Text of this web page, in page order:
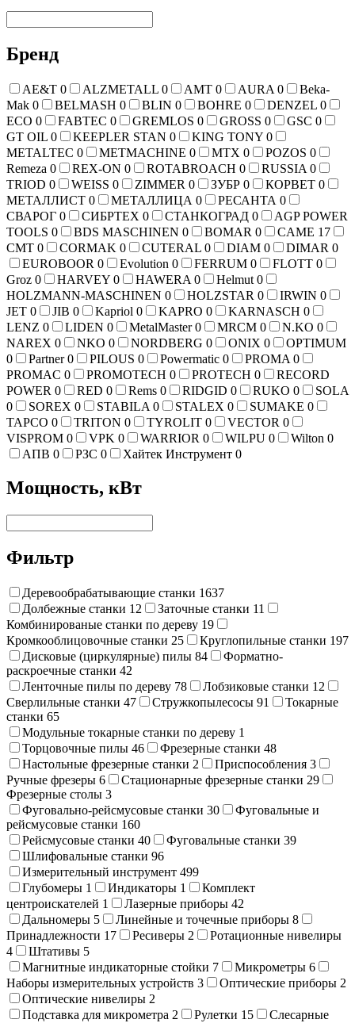
Бренд
AE&T 0 ALZMETALL 0 AMT 0 AURA 0
Beka-
Mak 0 BELMASH 0 BLIN 0 BOHRE 0 DENZEL 0
ECO 0 FABTEC 0 GREMLOS 0 GROSS 0 GSC 0
GT OIL 0 KEEPLER STAN 0 KING TONY 0
METALTEC 0 METMACHINE 0 MTX 0 POZOS 0
Remeza 0 REX-ON 0 ROTABROACH 0 RUSSIA 0
TRIOD 0 WEISS 0 ZIMMER 0 ЗУБР 0 КОРВЕТ 0
МЕТАЛЛИСТ 0 МЕТАЛЛИЦА 0 РЕСАНТА 0
СВАРОГ 0 СИБРТЕХ 0 СТАНКОГРАД 0
AGP POWER
TOOLS 0 BDS MASCHINEN 0 BOMAR 0 CAME 17
CMT 0 CORMAK 0 CUTERAL 0 DIAM 0 DIMAR 0
EUROBOOR 0 Evolution 0 FERRUM 0 FLOTT 0
Groz 0 HARVEY 0 HAWERA 0 Helmut 0
HOLZMANN-MASCHINEN 0 HOLZSTAR 0 IRWIN 0
JET 0 JIB 0 Kapriol 0 KAPRO 0 KARNASCH 0
LENZ 0 LIDEN 0 MetalMaster0 MRCM 0 N.KO 0
NAREX 0 NKO 0 NORDBERG 0 ONIX 0
OPTIMUM
0
Partner0 PILOUS 0 Powermatic 0 PROMA 0
PROMAC 0 PROMOTECH 0 PROTECH 0
RECORD
POWER 0 RED 0 Rems 0 RIDGID 0 RUKO 0
SOLA
0
SOREX 0 STABILA 0 STALEX 0 SUMAKE 0
TAPCO 0 TRITON 0 TYROLIT 0 VECTOR 0
VISPROM 0 VPK 0 WARRIOR 0 WILPU 0 Wilton 0
АПВ 0 РЗС 0 Хайтек Инструмент 0
Мощность, кВт
Фильтр
Деревообрабатывающие станки 1637
Долбежные станки 12 Заточные станки 11
Комбинированые станки по дереву 19
Кромкооблицовочные станки 25 Круглопильные станки 197
Дисковые (циркулярные) пилы 84
Форматно-
раскроечные станки 42
Ленточные пилы по дереву 78 Лобзиковые станки 12
Сверлильные станки 47 Стружкопылесосы 91
Токарные
станки 65
Модульные токарные станки по дереву 1
Торцовочные пилы 46 Фрезерные станки 48
Настольные фрезерные станки 2 Приспособления 3
Ручные фрезеры 6 Стационарные фрезерные станки 29
Фрезерные столы 3
Фуговально-рейсмусовые станки 30
Фуговальные и
рейсмусовые станки 160
Рейсмусовые станки 40 Фуговальные станки 39
Шлифовальные станки 96
Измерительный инструмент 499
Глубомеры 1 Индикаторы 1
Комплект
центроискателей 1 Лазерные приборы 42
Дальномеры 5 Линейные и точечные приборы 8
Принадлежности 17 Ресиверы 2
Ротационные нивелиры
4
Штативы 5
Магнитные индикаторные стойки 7 Микрометры 6
Наборы измерительных устройств 3 Оптические приборы 2
Оптические нивелиры 2
Подставка для микрометра 2 Рулетки 15 Слесарные